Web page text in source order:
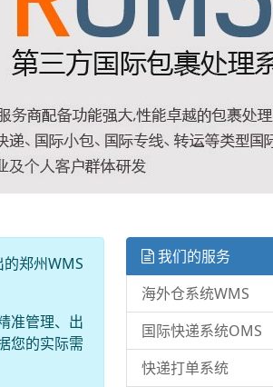
郑州WMS
准管理、出
您的实际需
我们的服务
海外仓系统WMS
国际快递系统OMS
快递打单系统